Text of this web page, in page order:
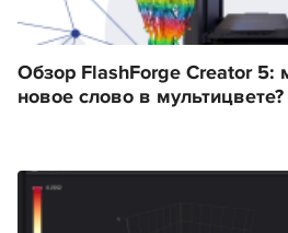
Обзор FlashForge Creator 5:
новое слово в мультицвете?